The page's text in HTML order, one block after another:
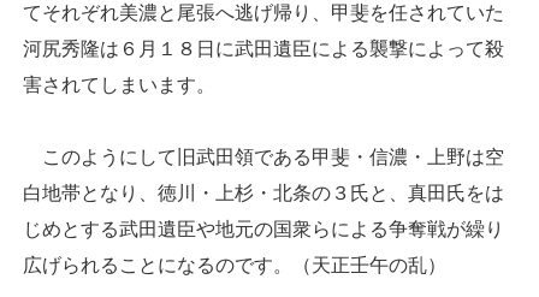
てそれぞれ美濃と尾張へ逃げ帰り、甲斐を任されていた
河尻秀隆は６月１８日に武田遺臣による襲撃によって殺
害されてしまいます。
このようにして旧武田領である甲斐・信濃・上野は空
白地帯となり、徳川・上杉・北条の３氏と、真田氏をは
じめとする武田遺臣や地元の国衆らによる争奪戦が繰り
広げられることになるのです。（天正壬午の乱）